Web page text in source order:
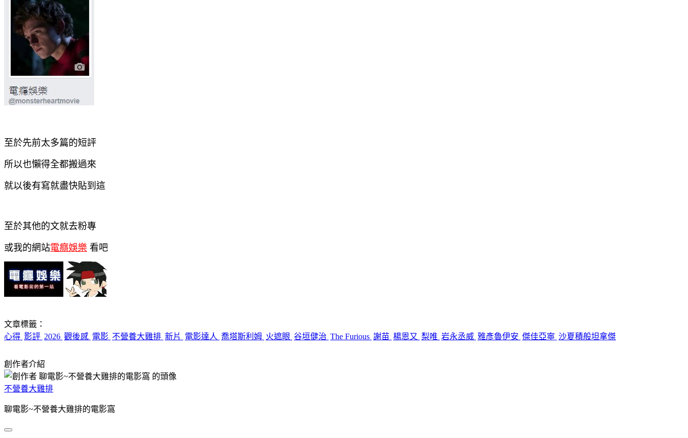
至於先前太多篇的短評
所以也懶得全都搬過來
就以後有寫就盡快貼到這
至於其他的文就去粉專
或我的網站電癮娛樂 看吧
文章標籤：
心得 影評 2026 觀後感 電影 不營養大雞排 新片 電影達人 喬塔斯利姆 火遮眼 谷垣健治 The Furious 謝苗 楊恩又 梨唯 岩永丞威 雅彥魯伊安 傑佳亞寧 沙夏積般坦拿傑
創作者介紹
不營養大雞排
聊電影~不營養大雞排的電影窩